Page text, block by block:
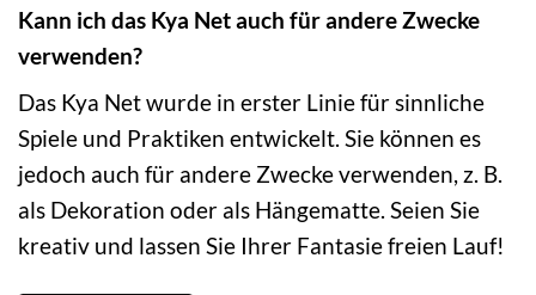
Kann ich das Kya Net auch für andere Zwecke
verwenden?
Das Kya Net wurde in erster Linie für sinnliche
Spiele und Praktiken entwickelt. Sie können es
jedoch auch für andere Zwecke verwenden, z. B.
als Dekoration oder als Hängematte. Seien Sie
kreativ und lassen Sie Ihrer Fantasie freien Lauf!